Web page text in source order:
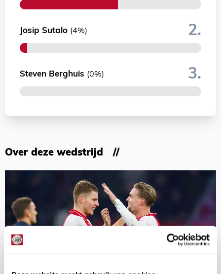
Josip Sutalo (4%) 2.
Steven Berghuis (0%) 3.
Over deze wedstrijd